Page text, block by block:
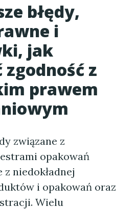
błędy,
i
jak
z
prawem
związane z
opakowań
niedokładnej
i opakowań oraz
Wielu